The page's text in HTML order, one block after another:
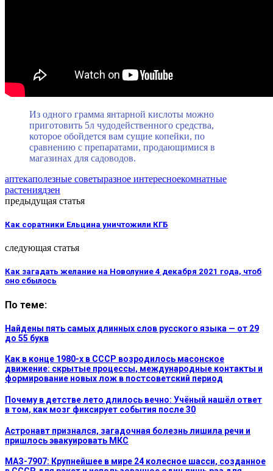
Из одного грамма янтарной кислоты можно
приготовить 5л чудодейственного средства,
которое обойдется вам сущие копейки, по
сравнению с препаратами, продающимися в
магазинах для садоводов.
аптекаполезные советыразное интересноекомнатные
растениядзен
предыдущая статья
Как соратники Ельцина уничтожили КГБ
следующая статья
Как загадать желание на Новолуние 4 декабря 2021 года, чтоб
оно сбылось
По теме:
Найдены пять самых длинных слов русского языка — от 29
до 55 букв
Как в конце 1980-х в СССР возродилось масонское
движение: скрытые процессы, международные контакты и
формирование новых лож в постсоветский период
Почему в детстве лето длилось вечно: Учёный нашёл ответ
в том, как мозг фиксирует события после 30
Астронавт признался, загадочная болезнь лишила речи и
пришлось эвакуировать МКС
МАЗ-7907: Крупнейшее в мире 24 колесное шасси, созданное